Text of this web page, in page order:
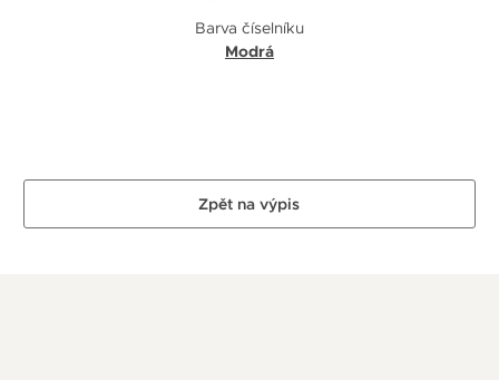
Barva číselníku
Modrá
Zpět na výpis